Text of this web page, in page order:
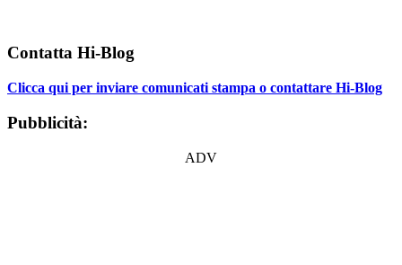
Contatta Hi-Blog
Clicca qui per inviare comunicati stampa o contattare Hi-Blog
Pubblicità:
ADV